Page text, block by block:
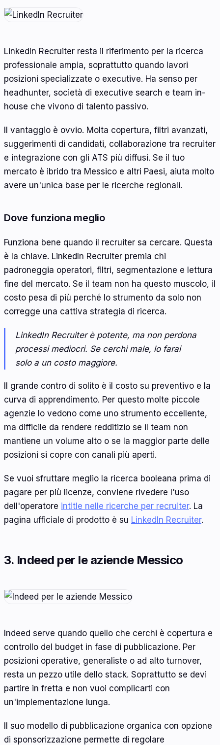
LinkedIn Recruiter resta il riferimento per la ricerca
professionale ampia, soprattutto quando lavori
posizioni specializzate o executive. Ha senso per
headhunter, società di executive search e team in-
house che vivono di talento passivo.
Il vantaggio è ovvio. Molta copertura, filtri avanzati,
suggerimenti di candidati, collaborazione tra recruiter
e integrazione con gli ATS più diffusi. Se il tuo
mercato è ibrido tra Messico e altri Paesi, aiuta molto
avere un'unica base per le ricerche regionali.
Dove funziona meglio
Funziona bene quando il recruiter sa cercare. Questa
è la chiave. LinkedIn Recruiter premia chi
padroneggia operatori, filtri, segmentazione e lettura
fine del mercato. Se il team non ha questo muscolo, il
costo pesa di più perché lo strumento da solo non
corregge una cattiva strategia di ricerca.
LinkedIn Recruiter è potente, ma non perdona
processi mediocri. Se cerchi male, lo farai
solo a un costo maggiore.
Il grande contro di solito è il costo su preventivo e la
curva di apprendimento. Per questo molte piccole
agenzie lo vedono come uno strumento eccellente,
ma difficile da rendere redditizio se il team non
mantiene un volume alto o se la maggior parte delle
posizioni si copre con canali più aperti.
Se vuoi sfruttare meglio la ricerca booleana prima di
pagare per più licenze, conviene rivedere l'uso
dell'operatore intitle nelle ricerche per recruiter. La
pagina ufficiale di prodotto è su LinkedIn Recruiter.
3. Indeed per le aziende Messico
Indeed serve quando quello che cerchi è copertura e
controllo del budget in fase di pubblicazione. Per
posizioni operative, generaliste o ad alto turnover,
resta un pezzo utile dello stack. Soprattutto se devi
partire in fretta e non vuoi complicarti con
un'implementazione lunga.
Il suo modello di pubblicazione organica con opzione
di sponsorizzazione permette di regolare